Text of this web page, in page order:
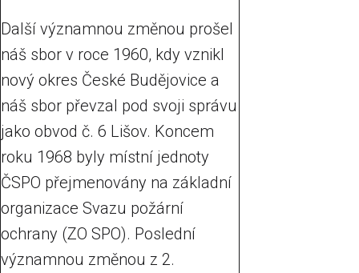
Další významnou změnou prošel
náš sbor v roce 1960, kdy vznikl
nový okres České Budějovice a
náš sbor převzal pod svoji správu
jako obvod č. 6 Lišov. Koncem
roku 1968 byly místní jednoty
ČSPO přejmenovány na základní
organizace Svazu požární
ochrany (ZO SPO). Poslední
významnou změnou z 2.